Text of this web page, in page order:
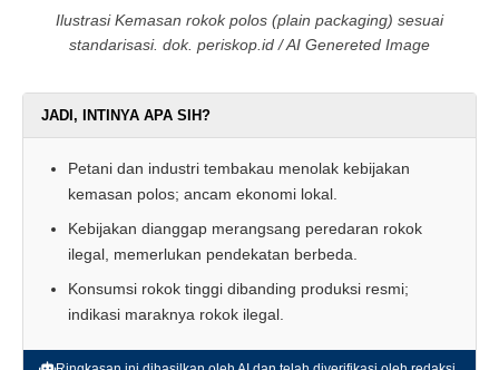
Ilustrasi Kemasan rokok polos (plain packaging) sesuai
standarisasi. dok. periskop.id / AI Genereted Image
JADI, INTINYA APA SIH?
Petani dan industri tembakau menolak kebijakan
kemasan polos; ancam ekonomi lokal.
Kebijakan dianggap merangsang peredaran rokok
ilegal, memerlukan pendekatan berbeda.
Konsumsi rokok tinggi dibanding produksi resmi;
indikasi maraknya rokok ilegal.